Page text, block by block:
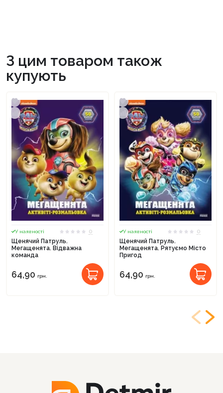
З цим товаром також
купують
У наявності
0
Щенячий Патруль.
Мегащенята. Відважна
команда
64,90 грн.
У наявності
0
Щенячий Патруль.
Мегащенята. Рятуємо Місто
Пригод
64,90 грн.